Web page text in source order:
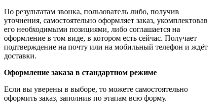
По результатам звонка, пользователь либо, получив
уточнения, самостоятельно оформляет заказ, укомплектовав
его необходимыми позициями, либо соглашается на
оформление в том виде, в котором есть сейчас. Получает
подтверждение на почту или на мобильный телефон и ждёт
доставки.
Оформление заказа в стандартном режиме
Если вы уверены в выборе, то можете самостоятельно
оформить заказ, заполнив по этапам всю форму.